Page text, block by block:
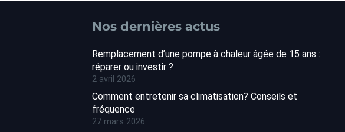
Nos dernières actus
Remplacement d’une pompe à chaleur âgée de 15 ans :
réparer ou investir ?
2 avril 2026
Comment entretenir sa climatisation? Conseils et
fréquence
27 mars 2026